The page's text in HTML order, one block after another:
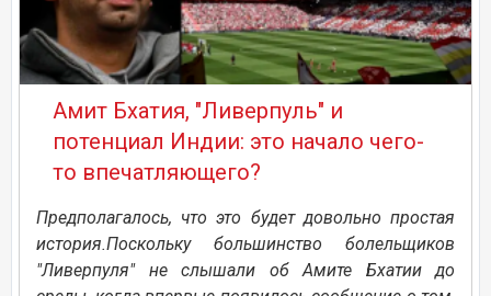
Амит Бхатия, "Ливерпуль" и
потенциал Индии: это начало чего-
то впечатляющего?
Предполагалось, что это будет довольно простая
история.Поскольку большинство болельщиков
"Ливерпуля" не слышали об Амите Бхатии до